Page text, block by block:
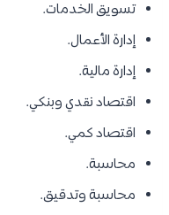
تسويق الخدمات.
إدارة الأعمال.
إدارة مالية.
اقتصاد نقدي وبنكي.
اقتصاد كمي.
محاسبة.
محاسبة وتدقيق.